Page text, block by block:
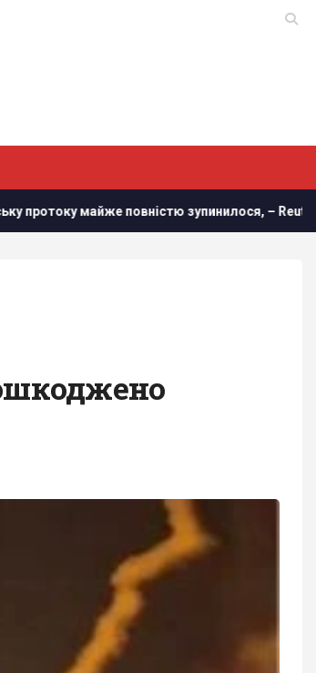
повністю зупинилося, – Reuters У